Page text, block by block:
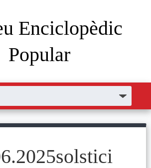
Enciclopèdic
Popular